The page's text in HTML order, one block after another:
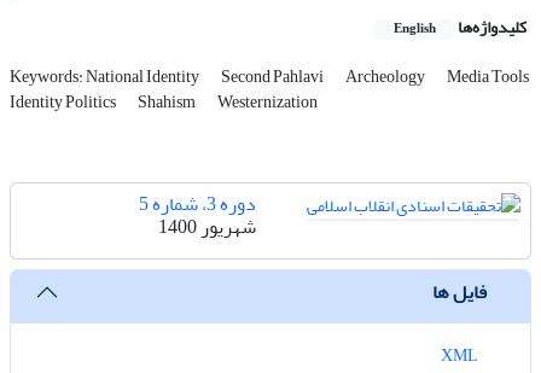
کلیدواژه‌ها English
Keywords: National Identity Second Pahlavi Archeology Media Tools
Identity Politics Shahism Westernization
دوره 3، شماره 5
شهریور 1400
فایل ها